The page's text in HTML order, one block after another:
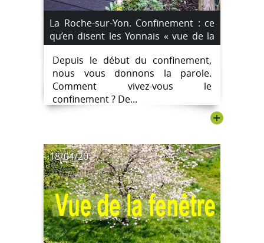
La Roche-sur-Yon. Confinement : ce
qu’en disent les Yonnais « vue de la
fenêtre ». Aujourd’hui, Rosalie, 76
ans.
Depuis le début du confinement,
nous vous donnons la parole.
Comment vivez-vous le
confinement ? De...
+
18/04/20